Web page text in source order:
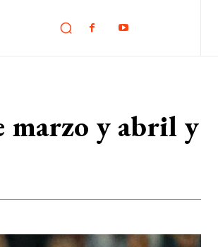
marzo y abril y